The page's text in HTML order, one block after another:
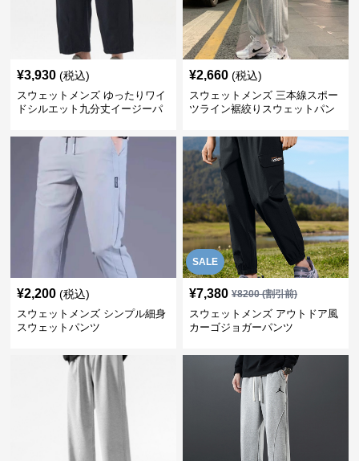
¥3,930 (税込)
スウェットメンズ ゆったりワイ
ドシルエット九分丈イージーパ
¥2,660 (税込)
スウェットメンズ 三本線スポー
ツライン裾絞りスウェットパン
¥2,200 (税込)
スウェットメンズ シンプル細身
スウェットパンツ
SALE
¥7,380 ¥8200(割引前)
スウェットメンズ アウトドア風
カーゴジョガーパンツ